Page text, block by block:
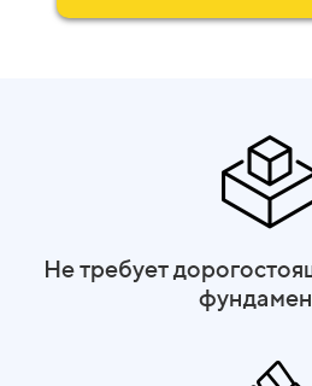
Не требует